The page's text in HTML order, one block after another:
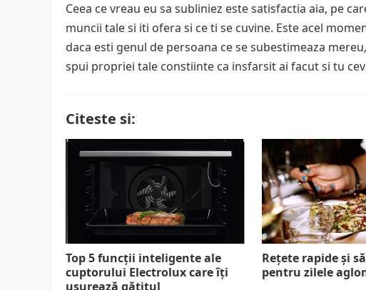
Ceea ce vreau eu sa subliniez este satisfactia aia, pe
muncii tale si iti ofera si ce ti se cuvine. Este acel
daca esti genul de persoana ce se subestimeaza
spui propriei tale constiinte ca insfarsit ai facut si tu
Citeste si:
Top 5 funcții inteligente ale
cuptorului Electrolux care îți
ușurează gătitul
Rețete rapide și
pentru zilele